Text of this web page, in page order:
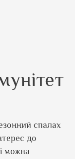
спалах
до
можна